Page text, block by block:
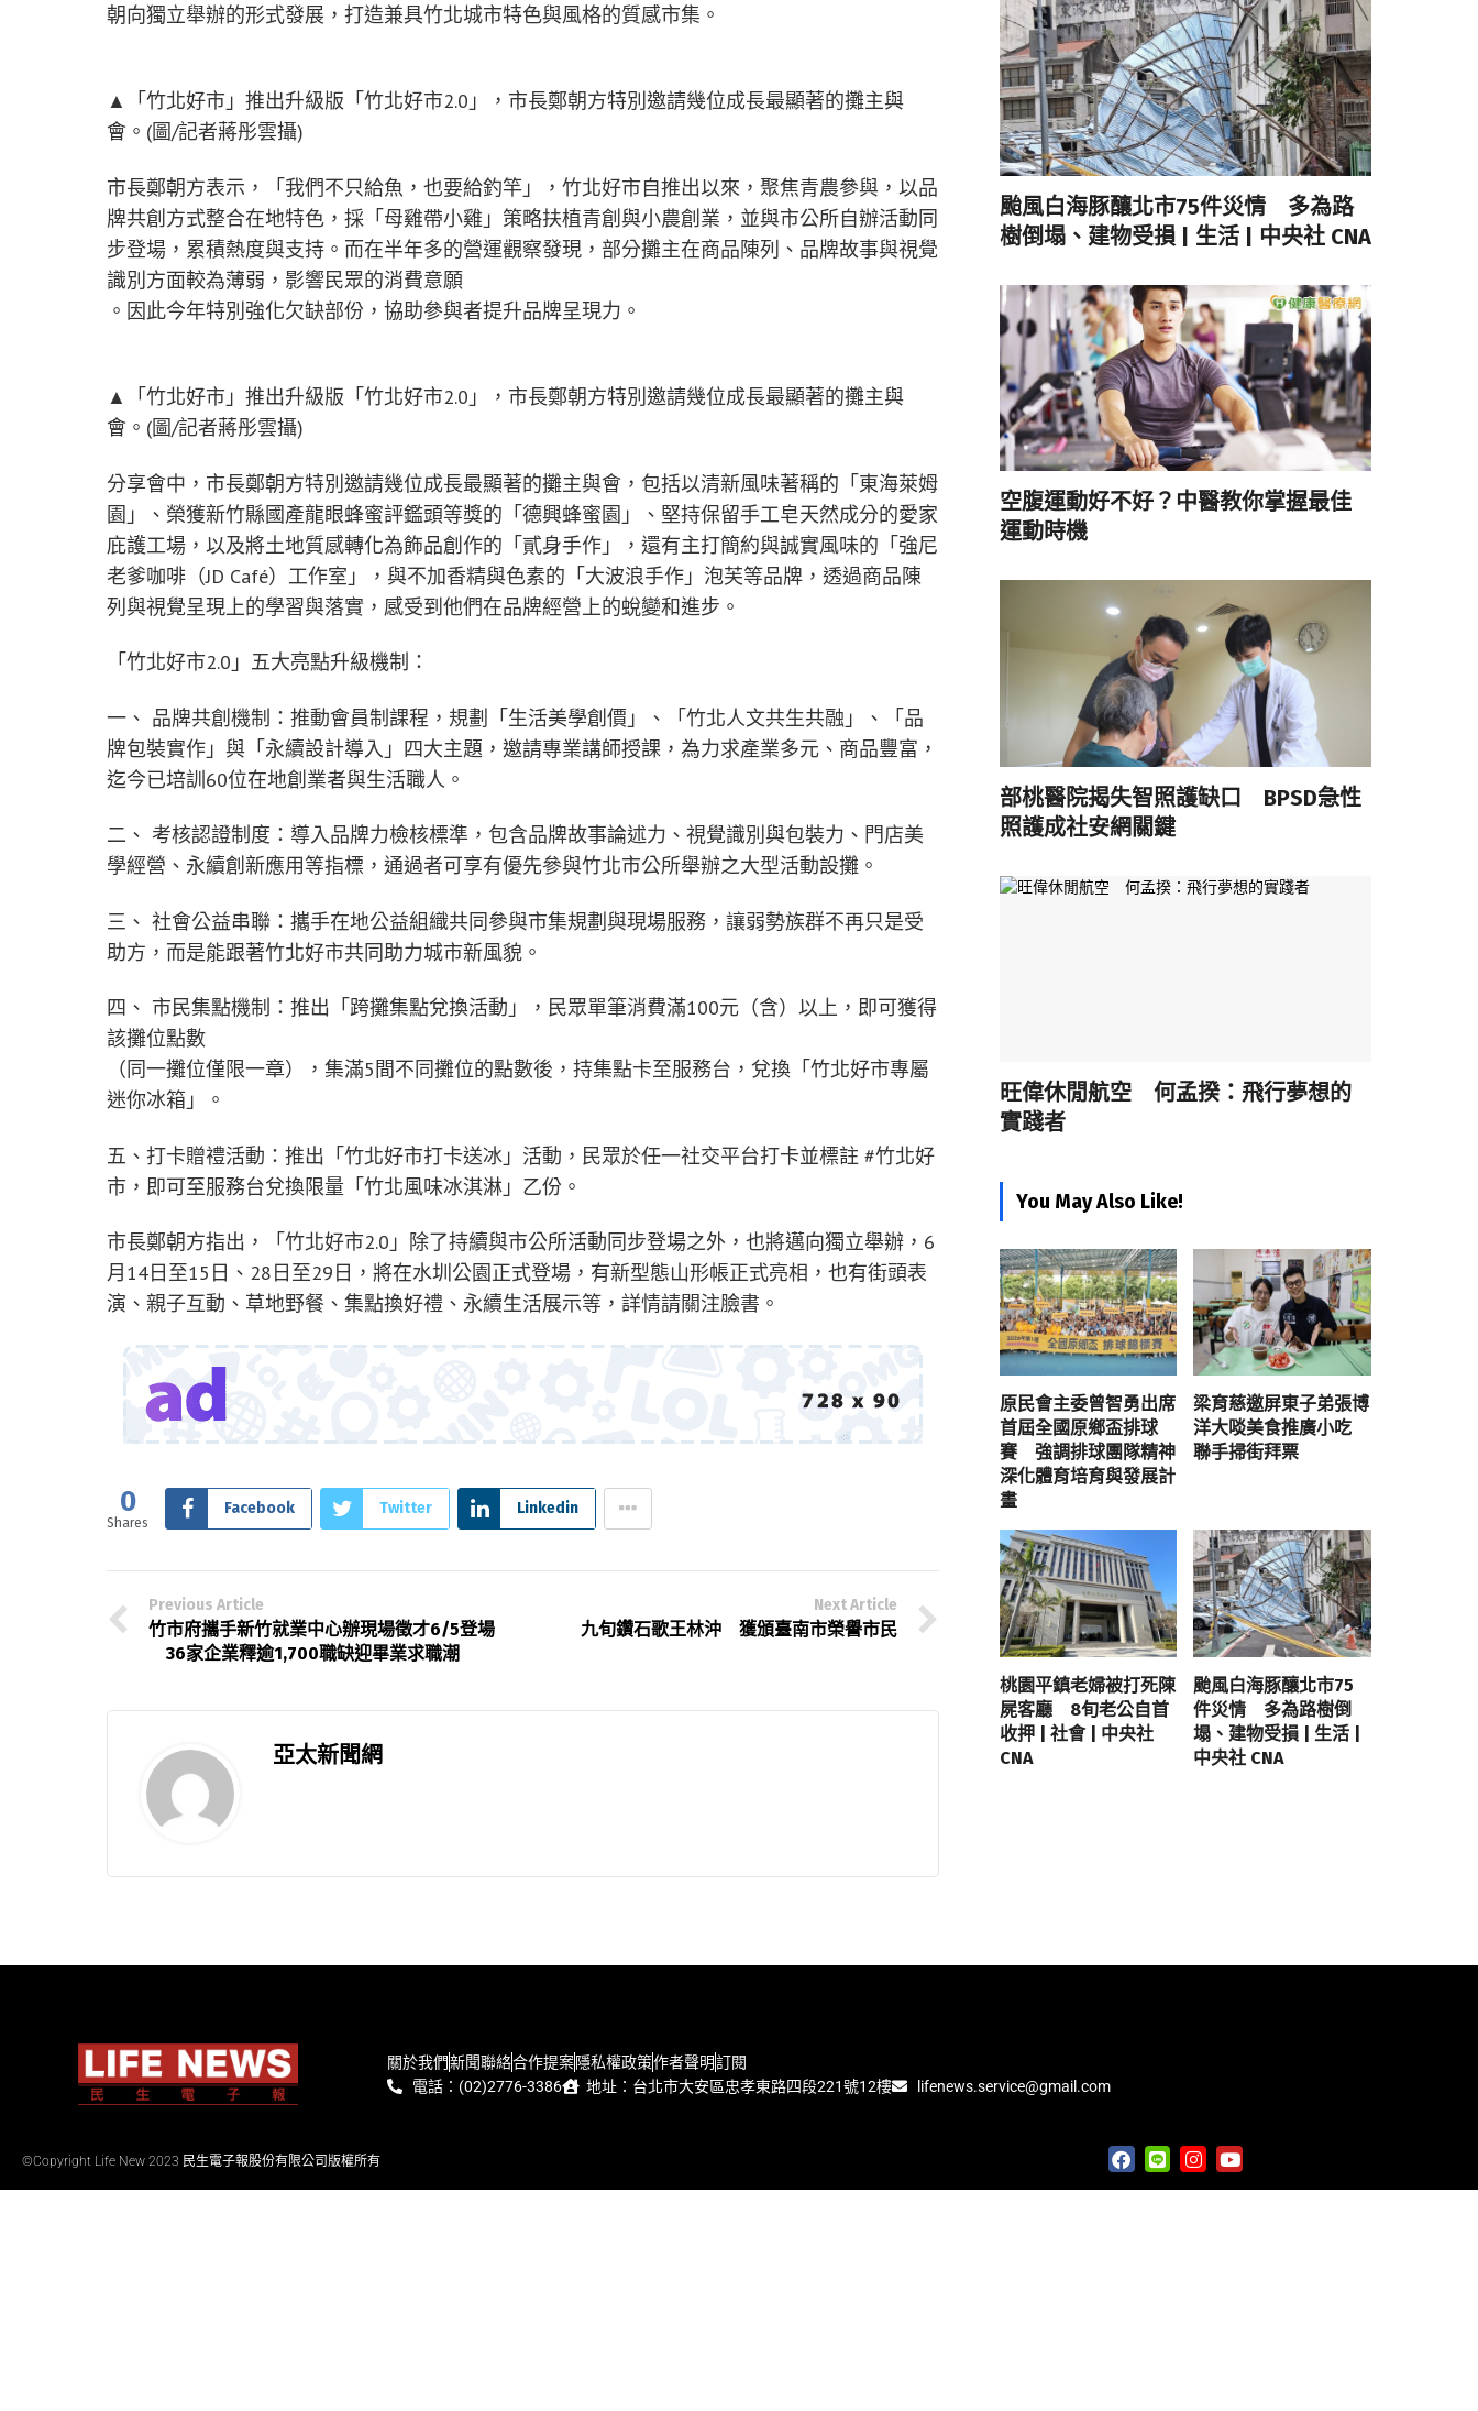
朝向獨立舉辦的形式發展，打造兼具竹北城市特色與風格的質感市集。
▲「竹北好市」推出升級版「竹北好市2.0」，市長鄭朝方特別邀請幾位成長最顯著的攤主與
會。(圖/記者蔣彤雲攝)
市長鄭朝方表示，「我們不只給魚，也要給釣竿」，竹北好市自推出以來，聚焦青農參與，以品
牌共創方式整合在地特色，採「母雞帶小雞」策略扶植青創與小農創業，並與市公所自辦活動同
步登場，累積熱度與支持。而在半年多的營運觀察發現，部分攤主在商品陳列、品牌故事與視覺
識別方面較為薄弱，影響民眾的消費意願
。因此今年特別強化欠缺部份，協助參與者提升品牌呈現力。
▲「竹北好市」推出升級版「竹北好市2.0」，市長鄭朝方特別邀請幾位成長最顯著的攤主與
會。(圖/記者蔣彤雲攝)
分享會中，市長鄭朝方特別邀請幾位成長最顯著的攤主與會，包括以清新風味著稱的「東海萊姆
園」、榮獲新竹縣國產龍眼蜂蜜評鑑頭等獎的「德興蜂蜜園」、堅持保留手工皂天然成分的愛家
庇護工場，以及將土地質感轉化為飾品創作的「貳身手作」，還有主打簡約與誠實風味的「強尼
老爹咖啡（JD Café）工作室」，與不加香精與色素的「大波浪手作」泡芙等品牌，透過商品陳
列與視覺呈現上的學習與落實，感受到他們在品牌經營上的蛻變和進步。
「竹北好市2.0」五大亮點升級機制：
一、 品牌共創機制：推動會員制課程，規劃「生活美學創價」、「竹北人文共生共融」、「品
牌包裝實作」與「永續設計導入」四大主題，邀請專業講師授課，為力求產業多元、商品豐富，
迄今已培訓60位在地創業者與生活職人。
二、 考核認證制度：導入品牌力檢核標準，包含品牌故事論述力、視覺識別與包裝力、門店美
學經營、永續創新應用等指標，通過者可享有優先參與竹北市公所舉辦之大型活動設攤。
三、 社會公益串聯：攜手在地公益組織共同參與市集規劃與現場服務，讓弱勢族群不再只是受
助方，而是能跟著竹北好市共同助力城市新風貌。
四、 市民集點機制：推出「跨攤集點兌換活動」，民眾單筆消費滿100元（含）以上，即可獲得
該攤位點數
（同一攤位僅限一章），集滿5間不同攤位的點數後，持集點卡至服務台，兌換「竹北好市專屬
迷你冰箱」。
五、打卡贈禮活動：推出「竹北好市打卡送冰」活動，民眾於任一社交平台打卡並標註 #竹北好
市，即可至服務台兌換限量「竹北風味冰淇淋」乙份。
市長鄭朝方指出，「竹北好市2.0」除了持續與市公所活動同步登場之外，也將邁向獨立舉辦，6
月14日至15日、28日至29日，將在水圳公園正式登場，有新型態山形帳正式亮相，也有街頭表
演、親子互動、草地野餐、集點換好禮、永續生活展示等，詳情請關注臉書。
0
Shares
Facebook Twitter Linkedin
Previous Article
竹市府攜手新竹就業中心辦現場徵才6/5登場
36家企業釋逾1,700職缺迎畢業求職潮
Next Article
九旬鑽石歌王林沖 獲頒臺南市榮譽市民
亞太新聞網
颱風白海豚釀北市75件災情 多為路
樹倒塌、建物受損 | 生活 | 中央社 CNA
空腹運動好不好？中醫教你掌握最佳
運動時機
部桃醫院揭失智照護缺口 BPSD急性
照護成社安網關鍵
旺偉休閒航空 何孟揆：飛行夢想的
實踐者
You May Also Like!
原民會主委曾智勇出席
首屆全國原鄉盃排球
賽 強調排球團隊精神
深化體育培育與發展計
畫
梁育慈邀屏東子弟張博
洋大啖美食推廣小吃
聯手掃街拜票
桃園平鎮老婦被打死陳
屍客廳 8旬老公自首
收押 | 社會 | 中央社
CNA
颱風白海豚釀北市75
件災情 多為路樹倒
塌、建物受損 | 生活 |
中央社 CNA
關於我們新聞聯絡合作提案隱私權政策作者聲明訂閱
電話：(02)2776-3386
地址：台北市大安區忠孝東路四段221號12樓 lifenews.service@gmail.com
©Copyright Life New 2023 民生電子報股份有限公司版權所有